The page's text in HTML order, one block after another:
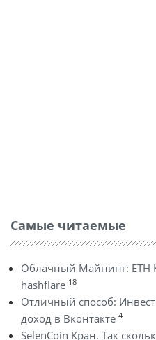
Самые читаемые
Облачный Майнинг: ETH
hashflare 18
Отличный способ:
доход в Вконтакте 4
SelenCoin Кран. Так